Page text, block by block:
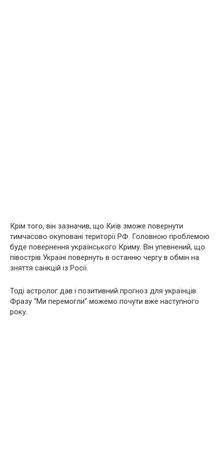
Крім того, він зазначив, що Київ зможе повернути
тимчасово окуповані території РФ. Головною проблемою
буде повернення українського Криму. Він упевнений, що
півострів Україні повернуть в останню чергу в обмін на
зняття санкцій із Росії.
Тоді астролог дав і позитивний прогноз для українців.
Фразу “Ми перемогли” можемо почути вже наступного
року.